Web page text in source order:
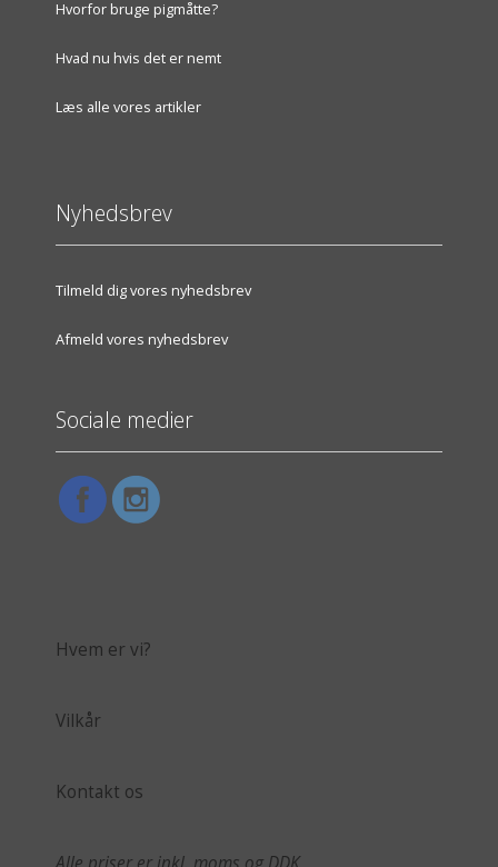
Hvorfor bruge pigmåtte?
Hvad nu hvis det er nemt
Læs alle vores artikler
Nyhedsbrev
Tilmeld dig vores nyhedsbrev
Afmeld vores nyhedsbrev
Sociale medier
Hvem er vi?
Vilkår
Kontakt os